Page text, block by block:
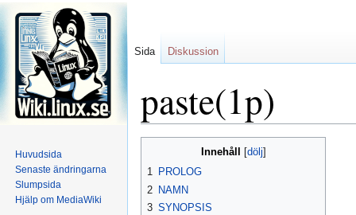
paste(1p)
Innehåll
1 PROLOG
2 NAMN
3 SYNOPSIS
Sida Diskussion
Huvudsida
Senaste ändringarna
Slumpsida
Hjälp om MediaWiki